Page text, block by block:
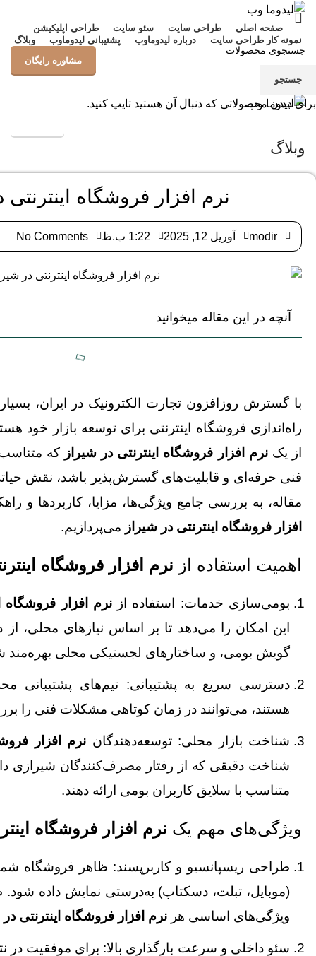
صفحه اصلی طراحی سایت سئو سایت
طراحی اپلیکیشن
نمونه کار طراحی سایت
درباره لیدوماوب پشتیبانی لیدوماوب
وبلاگ
مشاوره رایگان
منو
وبلاگ
نرم افزار فروشگاه
modir آوریل 12, 2025 1:22 ب.ظ No Comments
آنچه در این مقاله میخوانید
با گسترش روزافزون تجارت الکترونیک در ایران،
راه‌اندازی فروشگاه اینترنتی برای توسعه بازار خود
از یکنرم‌ افزار فروشگاه اینترنتی در شیراز که متناسب
فنی حرفه‌ای و قابلیت‌های گسترش‌پذیر باشد، نقش
مقاله، به بررسی جامع ویژگی‌ها، مزایا، کاربردها و
افزار فروشگاه اینترنتی در شیراز می‌پردازیم.
اهمیت استفاده از نرم‌ افزار فروشگاه
بومی‌سازی خدمات: استفاده ازنرم‌ افزار فروشگاه
این امکان را می‌دهد تا بر اساس نیازهای محلی، از
گویش بومی، و ساختارهای لجستیکی محلی بهره‌مند
دسترسی سریع به پشتیبانی: تیم‌های پشتیبانی
هستند، می‌توانند در زمان کوتاهی مشکلات فنی را
شناخت بازار محلی: توسعه‌دهندگان نرم‌ افزار
شناخت دقیقی که از رفتار مصرف‌کنندگان شیرازی
متناسب با سلایق کاربران بومی ارائه دهند.
ویژگی‌های مهم یک نرم‌ افزار فروشگاه
طراحی ریسپانسیو و کاربرپسند: ظاهر فروشگاه
(موبایل، تبلت، دسکتاپ) به‌درستی نمایش داده
ویژگی‌های اساسی هر نرم‌ افزار فروشگاه اینترنتی
سئو داخلی و سرعت بارگذاری بالا: برای موفقیت در
جستجو
برای دیدن محصولاتی که دنبال آن هستید تایپ کنید.